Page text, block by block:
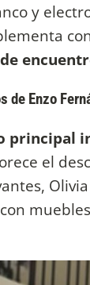
y
Enzo
el
con